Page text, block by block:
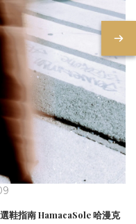
鞋指南 HamacaSole 哈漫克